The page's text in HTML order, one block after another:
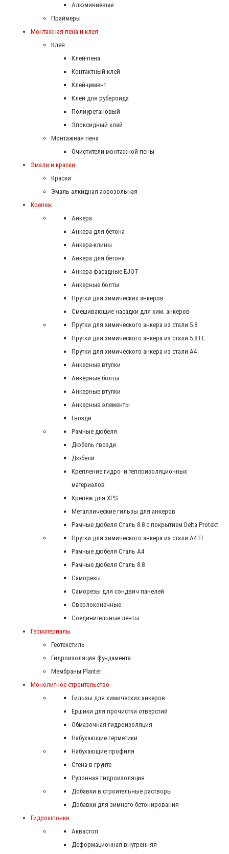
Алюминиевые
Праймеры
Монтажная пена и клея
Клея
Клей-пена
Контактный клей
Клей-цемент
Клей для рубероида
Полиуретановый
Эпоксидный клей
Монтажная пена
Очистители монтажной пены
Эмали и краски
Краски
Эмаль алкидная аэрозольная
Крепеж
Анкера
Анкера для бетона
Анкера-клины
Анкера для бетона
Анкера фасадные EJOT
Анкерные болты
Прутки для химических анкеров
Смешивающие насадки для хим. анкеров
Прутки для химического анкера из стали 5.8
Прутки для химического анкера из стали 5.8 FL
Прутки для химического анкера из стали А4
Анкерные втулки
Анкерные болты
Анкерные втулки
Анкерные элементы
Гвозди
Рамные дюбеля
Дюбель гвозди
Дюбели
Крепление гидро- и теплоизоляционных
материалов
Крепеж для XPS
Металлические гильзы для анкеров
Рамные дюбеля Сталь 8.8 с покрытием Delta Protekt
Прутки для химического анкера из стали А4 FL
Рамные дюбеля Сталь A4
Рамные дюбеля Сталь 8.8
Саморезы
Саморезы для сэндвич панелей
Сверлоконечные
Соединительные ленты
Геоматериалы
Геотекстиль
Гидроизоляция фундамента
Мембраны Planter
Монолитное строительство
Гильзы для химических анкеров
Ершики для прочистки отверстий
Обмазочная гидроизоляция
Набухающие герметики
Набухающие профиля
Стена в грунте
Рулонная гидроизоляция
Добавки в строительные растворы
Добавки для зимнего бетонирования
Гидрошпонки
Аквастоп
Деформационная внутренняя